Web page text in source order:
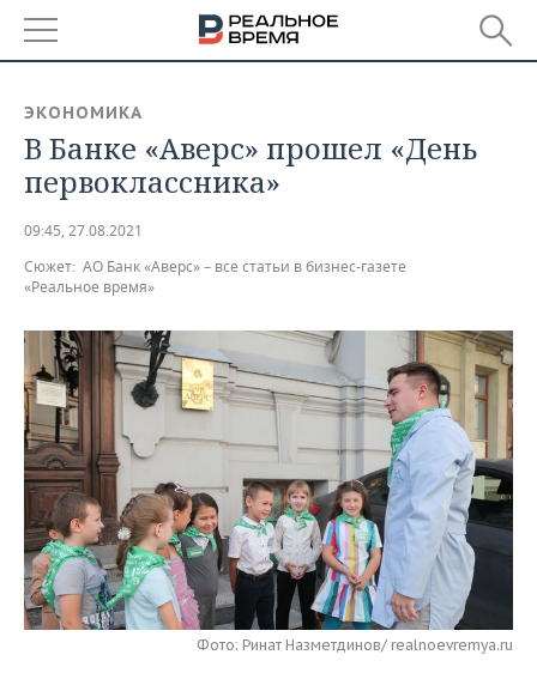
БАШКОРТОСТАН
ТАТАРСТАН
НОВОСТИ
АНАЛИТИКА
КОРОЛИ ГОСЗАКАЗА ПФО
ВУЗЫ ТАТАРСТАНА
КОМУ ПРИНАДЛЕЖАТ
ТОРГОВЫЕ ЦЕНТРЫ
ТАТАРСТАНА
ФИНАНСЫ
БАНКИ
БЮДЖЕТ
ИНВЕСТИЦИИ
НОВОСТИ
ПРОМЫШЛЕННОСТИ
АГРОПРОМ
МАШИНОСТРОЕНИЕ
НЕФТЕХИМИЯ
НЕФТЬ
НЕДВИЖИМОСТЬ
НОВОСТИ НЕДВИЖИМОСТИ
АВТО
НОВОСТИ АВТО
БИЗНЕС
НОВОСТИ БИЗНЕСА
РОЗНИЧНАЯ ТОРГОВЛЯ
ТРАНСПОРТ
ТЕХНОЛОГИИ
НОВОСТИ ТЕХНОЛОГИЙ
IT
МЕРОПРИЯТИЯ
НОВОСТИ МЕРОПРИЯТИЙ
СПОРТ
ЭКОНОМИКА
В Банке «Аверс» прошел «День
первоклассника»
09:45, 27.08.2021
Сюжет: АО Банк «Аверс» – все статьи в бизнес-газете
«Реальное время»
Фото: Ринат Назметдинов/ realnoevremya.ru